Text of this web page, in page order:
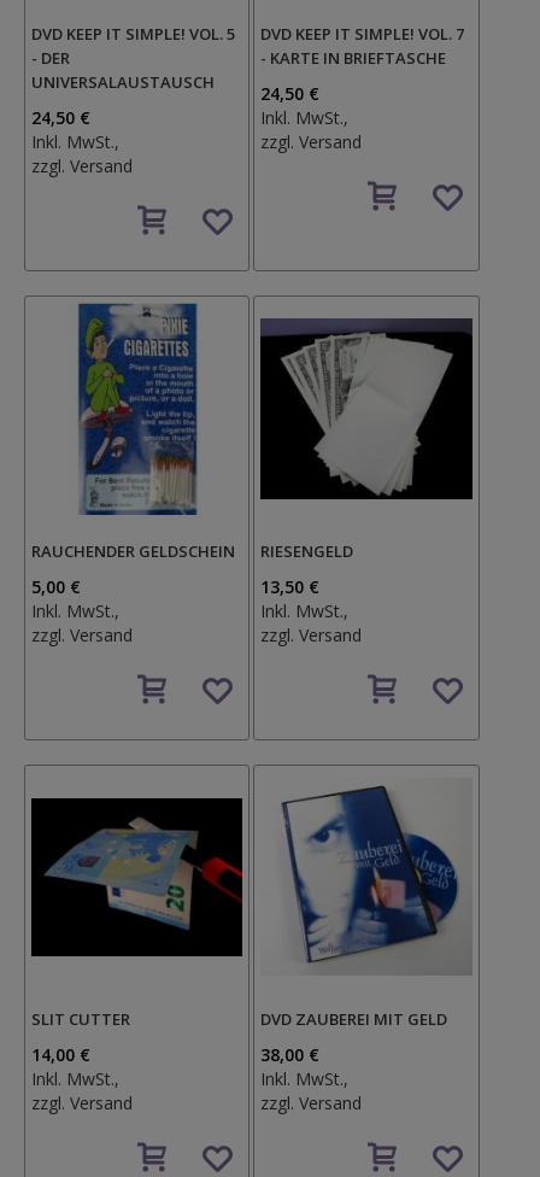
DVD KEEP IT SIMPLE! VOL. 5
- DER
UNIVERSALAUSTAUSCH
24,50 €
Inkl. MwSt.,
zzgl. Versand
den
DVD KEEP IT SIMPLE! VOL. 7
- KARTE IN BRIEFTASCHE
24,50 €
Inkl. MwSt.,
zzgl.Versand
den
RAUCHENDER GELDSCHEIN
5,00 €
Inkl. MwSt.,
zzgl. Versand
den
RIESENGELD
13,50 €
Inkl. MwSt.,
zzgl.Versand
den
SLIT CUTTER
14,00 €
Inkl. MwSt.,
zzgl. Versand
den
DVD ZAUBEREI MIT GELD
38,00 €
Inkl. MwSt.,
zzgl.Versand
den